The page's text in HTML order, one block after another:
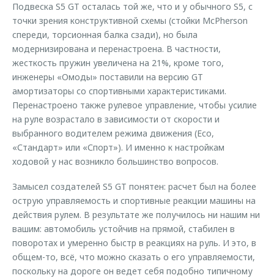
Подвеска S5 GT осталась той же, что и у обычного S5, с
точки зрения конструктивной схемы (стойки McPherson
спереди, торсионная балка сзади), но была
модернизирована и перенастроена. В частности,
жесткость пружин увеличена на 21%, кроме того,
инженеры «Омоды» поставили на версию GT
амортизаторы со спортивными характеристиками.
Перенастроено также рулевое управление, чтобы усилие
на руле возрастало в зависимости от скорости и
выбранного водителем режима движения (Eco,
«Стандарт» или «Спорт»). И именно к настройкам
ходовой у нас возникло большинство вопросов.
Замысел создателей S5 GT понятен: расчет был на более
острую управляемость и спортивные реакции машины на
действия рулем. В результате же получилось ни нашим ни
вашим: автомобиль устойчив на прямой, стабилен в
поворотах и умеренно быстр в реакциях на руль. И это, в
общем-то, всё, что можно сказать о его управляемости,
поскольку на дороге он ведет себя подобно типичному